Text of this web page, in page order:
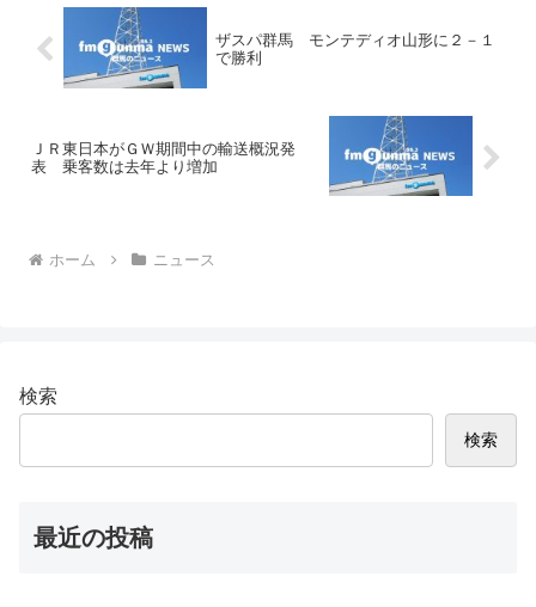
ザスパ群馬 モンテディオ山形に２－１
で勝利
ＪＲ東日本がＧＷ期間中の輸送概況発
表 乗客数は去年より増加
ホーム ニュース
検索
検索
最近の投稿